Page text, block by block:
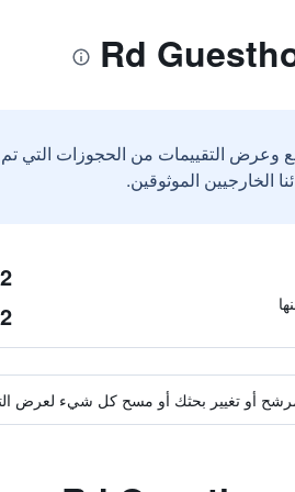
وعرض التقييمات من الحجوزات التي
مرشح أو تغيير بحثك أو مسح كل شيء لعرض